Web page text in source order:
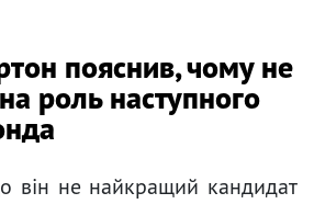
пояснив, чому не
роль наступного
він не найкращий кандидат